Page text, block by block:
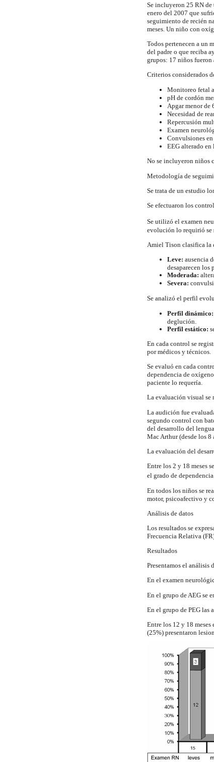
Se incluyeron 25 RN
enero del 2007 que
seguimiento de recién
meses. Un niño con
Todos pertenecen a un
del padre o que reciba
grupos: 17 niños fueron
Criterios considerados
Monitoreo fetal
pH de cordón
Apgar menor de
Necesidad de
Repercusión
Examen
Convulsiones en
EEG alterado en
No se incluyeron niños
Metodología de
Se trata de un estudio
Se efectuaron los
Se utilizó el examen
evolución lo requirió se
Amiel Tison clasifica la
Leve: ausencia
desaparecen los
Moderada:
Severa:
Se analizó el perfil
Perfil dinámico:
deglución.
Perfil estático:
En cada control se
por médicos y técnicos.
Se evaluó en cada
dependencia de
paciente lo requería.
La evaluación visual se
La audición fue
segundo control con
del desarrollo del
Mac Arthur (desde los 8
La evaluación del
Entre los 2 y 18 meses
el grado de
En todos los niños se
motor, psicoafectivo y
Análisis de datos
Los resultados se
Frecuencia Relativa
Resultados
Presentamos el análisis
En el examen
En el grupo de AEG se
En el grupo de PEG las
Entre los 12 y 18
(25%) presentaron